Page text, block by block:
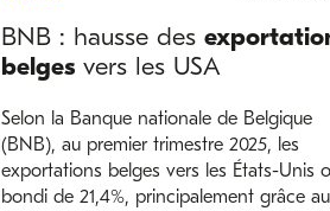
BNB : hausse des
belgesvers les USA
Selon la Banque nationale de Belgique
(BNB), au premier trimestre 2025, les
exportations belges vers les États-Unis
bondi de 21,4%, principalement grâce